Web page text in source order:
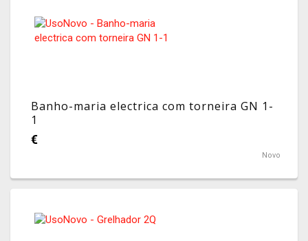
Banho-maria electrica com torneira GN 1-
1
€
Novo